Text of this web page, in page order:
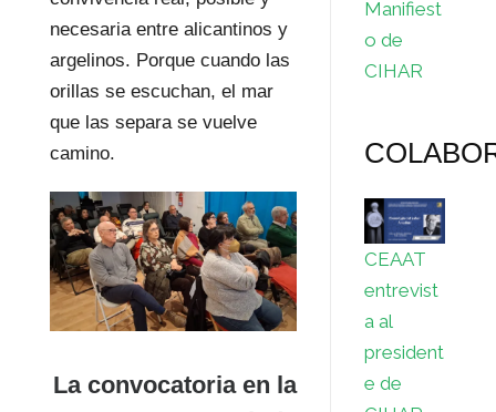
necesaria entre alicantinos y
argelinos. Porque cuando las
orillas se escuchan, el mar
que las separa se vuelve
camino.
La convocatoria en la
Manifiest
o de
CIHAR
CEAAT
entrevist
a al
president
e de